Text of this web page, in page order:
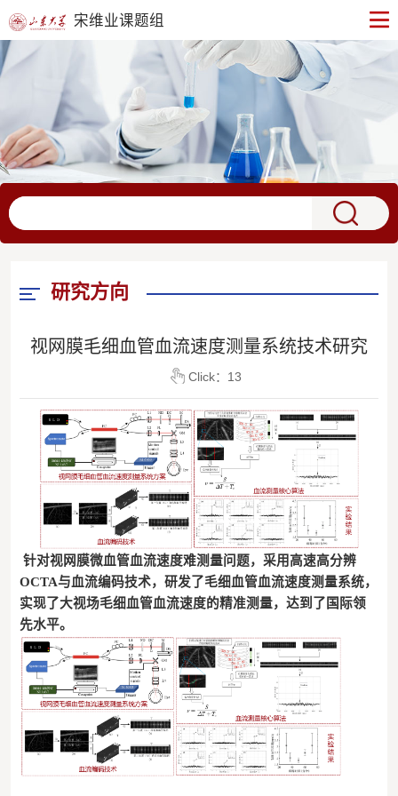
宋维业课题组
研究方向
视网膜毛细血管血流速度测量系统技术研究
Click： 13
针对视网膜微血管血流速度难测量问题，采用高速高分辨
OCTA与血流编码技术，研发了毛细血管血流速度测量系统，
实现了大视场毛细血管血流速度的精准测量，达到了国际领
先水平。